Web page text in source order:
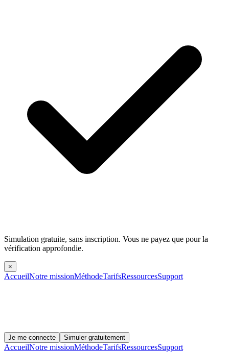
Simulation gratuite, sans inscription. Vous ne payez que pour la
vérification approfondie.
×
AccueilNotre missionMéthodeTarifsRessourcesSupport
Je me connecte Simuler gratuitement
AccueilNotre missionMéthodeTarifsRessourcesSupport